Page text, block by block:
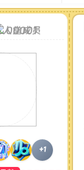
00001
+1